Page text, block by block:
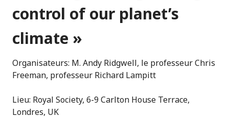
control of our planet’s
climate »
Organisateurs: M. Andy Ridgwell, le professeur Chris
Freeman, professeur Richard Lampitt
Lieu: Royal Society, 6-9 Carlton House Terrace,
Londres, UK